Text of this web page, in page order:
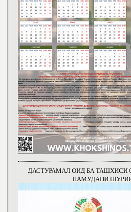
ДАСТУРАМАЛ ОИД БА ТАШХИСИ
НАМУДАНИ